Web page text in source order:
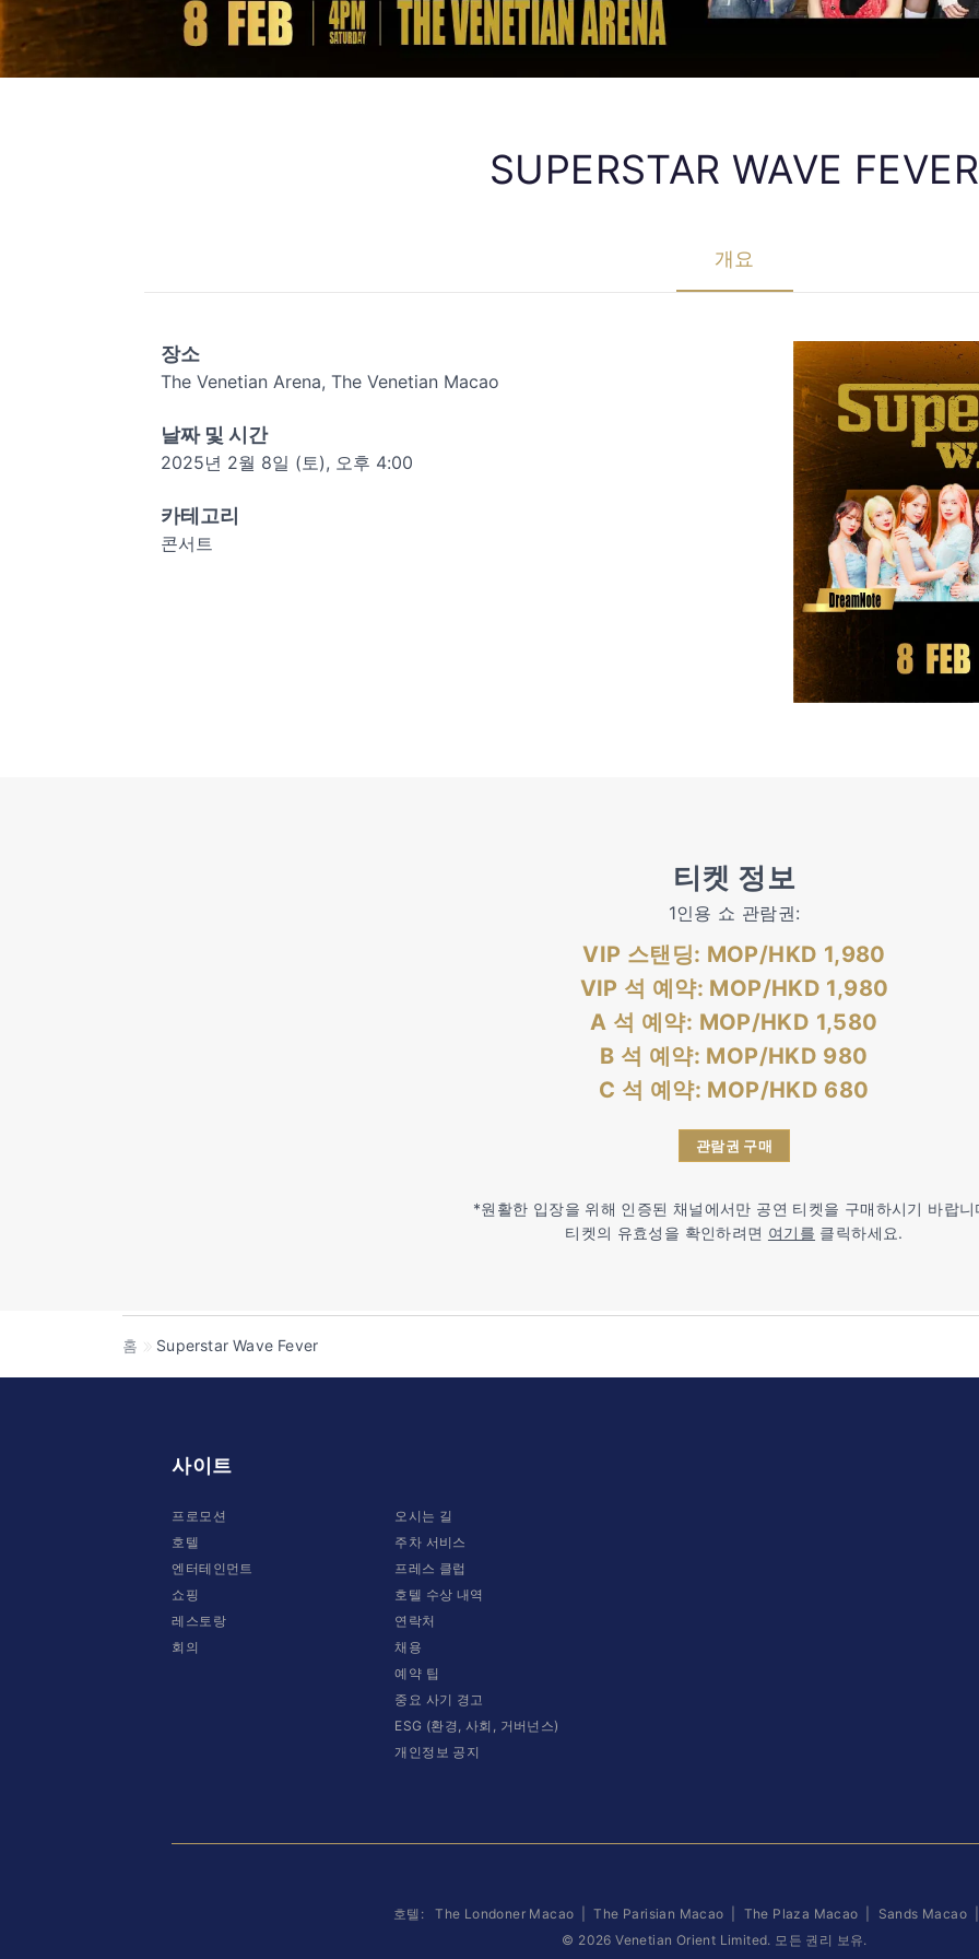
SUPERSTAR WAVE FEVER
개요
장소
The Venetian Arena, The Venetian Macao
날짜 및 시간
2025년 2월 8일 (토), 오후 4:00
카테고리
콘서트
티켓 정보
1인용 쇼 관람권:
VIP 스탠딩: MOP/HKD 1,980
VIP 석 예약: MOP/HKD 1,980
A 석 예약: MOP/HKD 1,580
B 석 예약: MOP/HKD 980
C 석 예약: MOP/HKD 680
관람권 구매
*원활한 입장을 위해 인증된 채널에서만 공연 티켓을 구매하시기 바랍니
티켓의 유효성을 확인하려면 여기를 클릭하세요.
홈 Superstar Wave Fever
사이트
프로모션
호텔
엔터테인먼트
쇼핑
레스토랑
회의
오시는 길
주차 서비스
프레스 클럽
호텔 수상 내역
연락처
채용
예약 팁
중요 사기 경고
ESG (환경, 사회, 거버넌스)
개인정보 공지
호텔: The Londoner Macao |The Parisian Macao The Plaza Macao Sands Macao
© 2026 Venetian Orient Limited. 모든 권리 보유.